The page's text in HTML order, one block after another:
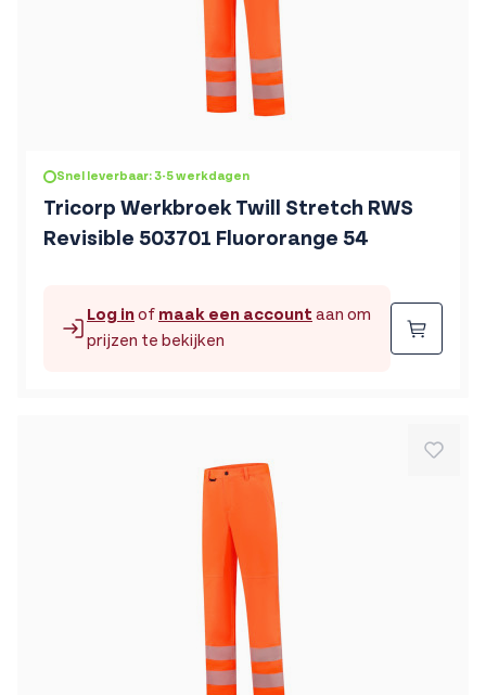
Snel leverbaar: 3-5 werkdagen
Tricorp Werkbroek Twill Stretch RWS
Revisible 503701 Fluororange 54
Log inof maak een account aan om
prijzen te bekijken